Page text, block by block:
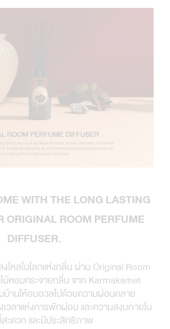
WITH THE LONG LASTING
ORIGINAL ROOM PERFUME
DIFFUSER.
หลในโลกแห่งกลิ่น ผ่าน Original Room
หอมกระจายกลิ่น จาก Karmakamet
บ้านให้อบอวลไปด้วยความผ่อนคลาย
ลาแห่งการพักผ่อน และความสงบภายใน
ะดวก และมีประสิทธิภาพ